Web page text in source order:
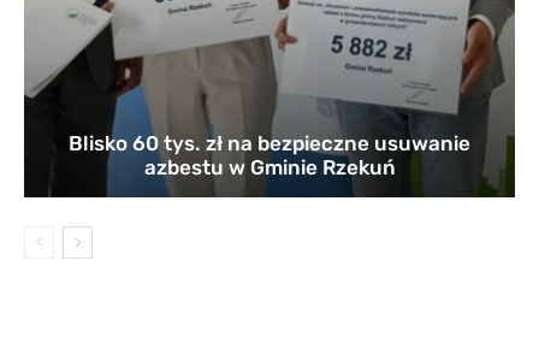
Blisko 60 tys. zł na bezpieczne usuwanie
azbestu w Gminie Rzekuń